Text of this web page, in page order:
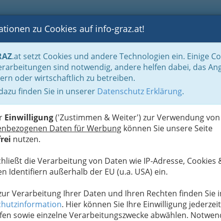
BLOGS FOTOS GASTRONOMIE BRANCHEN
zu Cookies auf info-graz.at!
.at setzt Cookies und andere Technologien ein. Einige
sind notwendig, andere helfen dabei, das
oder wirtschaftlich zu betreiben.
finden Sie in unserer Datenschutz Erklärung.
Einwilligung('Zustimmen & Weiter') zur Verwendung von
Daten für Werbung können Sie unsere Seite
nutzen.
die Verarbeitung von Daten wie IP-Adresse, Cookies
Identifiern außerhalb der EU (u.a. USA) ein.
Verarbeitung Ihrer Daten und Ihren Rechten finden Sie
. Hier können Sie Ihre Einwilligung jederzeit
sowie einzelne Verarbeitungszwecke abwählen.
Der Handel nach WKO-Gliederung
Landesgremium des Fahrzeughandels
KFZ-Zubehör und
Alle Bezirke